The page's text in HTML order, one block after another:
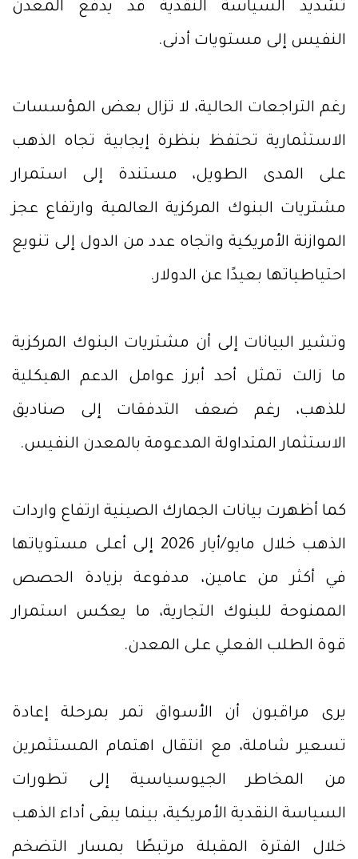
تشديد السياسة النقدية قد يدفع المعدن
النفيس إلى مستويات أدنى.
رغم التراجعات الحالية، لا تزال بعض المؤسسات
الاستثمارية تحتفظ بنظرة إيجابية تجاه الذهب
على المدى الطويل، مستندة إلى استمرار
مشتريات البنوك المركزية العالمية وارتفاع عجز
الموازنة الأمريكية واتجاه عدد من الدول إلى تنويع
احتياطياتها بعيدًا عن الدولار.
وتشير البيانات إلى أن مشتريات البنوك المركزية
ما زالت تمثل أحد أبرز عوامل الدعم الهيكلية
للذهب، رغم ضعف التدفقات إلى صناديق
الاستثمار المتداولة المدعومة بالمعدن النفيس.
كما أظهرت بيانات الجمارك الصينية ارتفاع واردات
الذهب خلال مايو/أيار 2026 إلى أعلى مستوياتها
في أكثر من عامين، مدفوعة بزيادة الحصص
الممنوحة للبنوك التجارية، ما يعكس استمرار
قوة الطلب الفعلي على المعدن.
يرى مراقبون أن الأسواق تمر بمرحلة إعادة
تسعير شاملة، مع انتقال اهتمام المستثمرين
من المخاطر الجيوسياسية إلى تطورات
السياسة النقدية الأمريكية، بينما يبقى أداء الذهب
خلال الفترة المقبلة مرتبطًا بمسار التضخم